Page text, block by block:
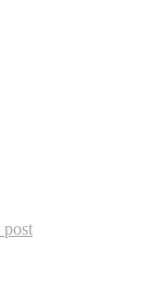
post